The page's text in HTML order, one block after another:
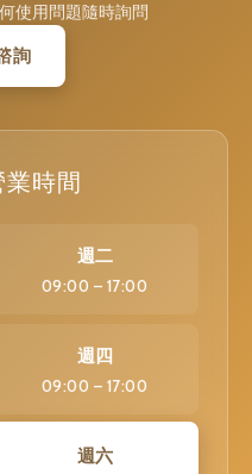
使用問題隨時詢問
詢
時間
週二
09:00 – 17:00
週四
09:00 – 17:00
週六